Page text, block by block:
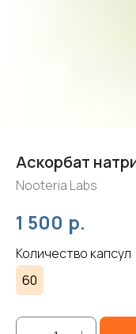
Аскорбат
Nooteria Labs
1 500 р.
Количество капсул
60